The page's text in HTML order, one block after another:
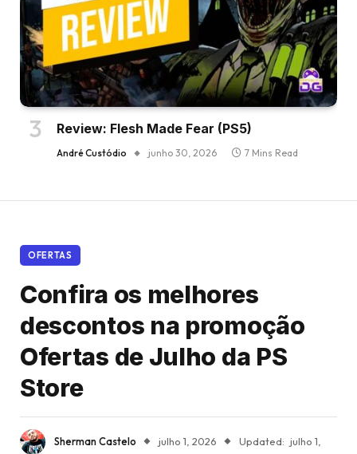
Review: Flesh Made Fear (PS5)
André Custódio junho 30, 2026 7 Mins Read
OFERTAS
Confira os melhores
descontos na promoção
Ofertas de Julho da PS
Store
Sherman Castelo julho 1, 2026 Updated: julho 1,